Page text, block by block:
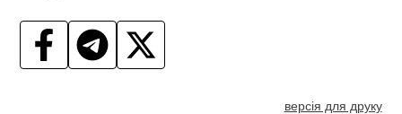
версія для друку